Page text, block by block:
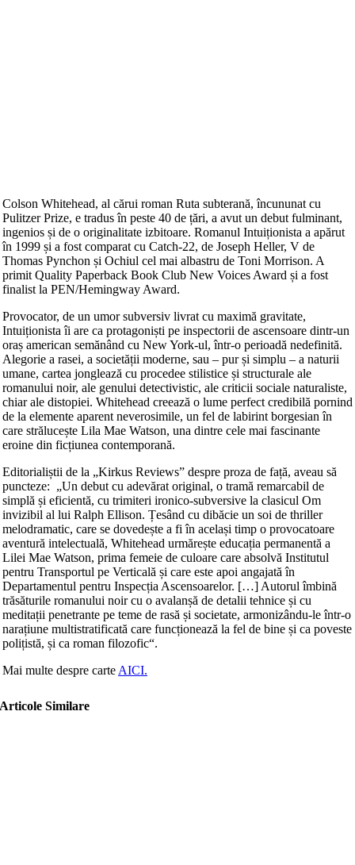
Colson Whitehead, al cărui roman Ruta subterană, încununat cu
Pulitzer Prize, e tradus în peste 40 de țări, a avut un debut fulminant,
ingenios și de o originalitate izbitoare. Romanul Intuiționista a apărut
în 1999 și a fost comparat cu Catch-22, de Joseph Heller, V de
Thomas Pynchon și Ochiul cel mai albastru de Toni Morrison. A
primit Quality Paperback Book Club New Voices Award și a fost
finalist la PEN/Hemingway Award.
Provocator, de un umor subversiv livrat cu maximă gravitate,
Intuiționista îi are ca protagoniști pe inspectorii de ascensoare dintr-un
oraș american semănând cu New York-ul, într-o perioadă nedefinită.
Alegorie a rasei, a societății moderne, sau – pur și simplu – a naturii
umane, cartea jonglează cu procedee stilistice și structurale ale
romanului noir, ale genului detectivistic, ale criticii sociale naturaliste,
chiar ale distopiei. Whitehead creează o lume perfect credibilă pornind
de la elemente aparent neverosimile, un fel de labirint borgesian în
care strălucește Lila Mae Watson, una dintre cele mai fascinante
eroine din ficțiunea contemporană.
Editorialiștii de la „Kirkus Reviews” despre proza de față, aveau să
puncteze: „Un debut cu adevărat original, o tramă remarcabil de
simplă și eficientă, cu trimiteri ironico-subversive la clasicul Om
invizibil al lui Ralph Ellison. Țesând cu dibăcie un soi de thriller
melodramatic, care se dovedește a fi în același timp o provocatoare
aventură intelectuală, Whitehead urmărește educația permanentă a
Lilei Mae Watson, prima femeie de culoare care absolvă Institutul
pentru Transportul pe Verticală și care este apoi angajată în
Departamentul pentru Inspecția Ascensoarelor. […] Autorul îmbină
trăsăturile romanului noir cu o avalanșă de detalii tehnice și cu
meditații penetrante pe teme de rasă și societate, armonizându-le într-o
narațiune multistratificată care funcționează la fel de bine și ca poveste
polițistă, și ca roman filozofic“.
Mai multe despre carte AICI.
Articole Similare